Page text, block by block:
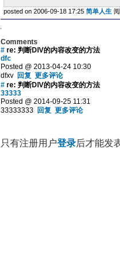
posted on 2006-09-18 17:25 简单人生
Comments
# re: 判断DIV的内容改变的方法
dfc
Posted @ 2013-04-24 10:30
dfxv 回复 更多评论
# re: 判断DIV的内容改变的方法
33333
Posted @ 2014-09-25 11:31
33333333 回复 更多评论
只有注册用户登录后才能发